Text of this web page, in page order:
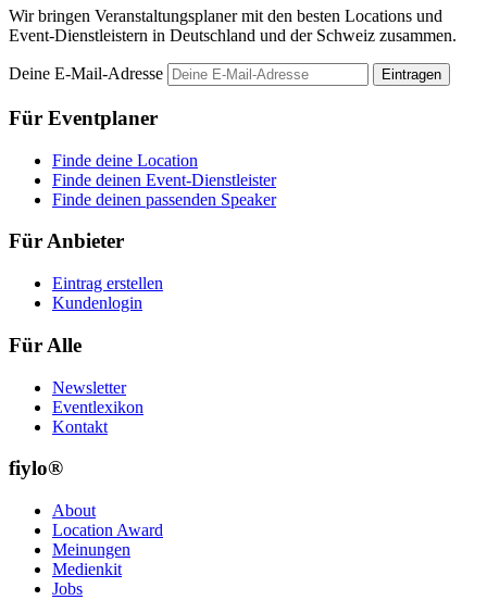
Wir bringen Veranstaltungsplaner mit den besten Locations und
Event-Dienstleistern in Deutschland und der Schweiz zusammen.
Deine E-Mail-Adresse Eintragen
Für Eventplaner
Finde deine Location
Finde deinen Event-Dienstleister
Finde deinen passenden Speaker
Für Anbieter
Eintrag erstellen
Kundenlogin
Für Alle
Newsletter
Eventlexikon
Kontakt
fiylo®
About
Location Award
Meinungen
Medienkit
Jobs